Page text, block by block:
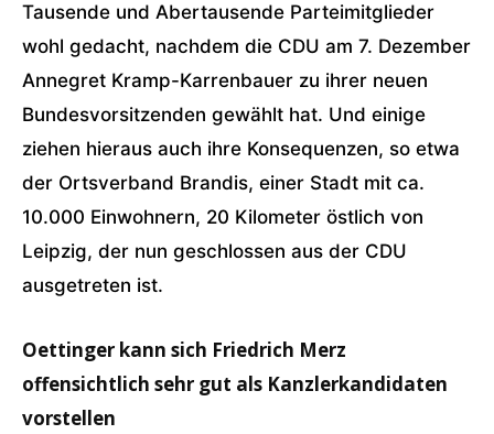
Tausende und Abertausende Parteimitglieder
wohl gedacht, nachdem die CDU am 7. Dezember
Annegret Kramp-Karrenbauer zu ihrer neuen
Bundesvorsitzenden gewählt hat. Und einige
ziehen hieraus auch ihre Konsequenzen, so etwa
der Ortsverband Brandis, einer Stadt mit ca.
10.000 Einwohnern, 20 Kilometer östlich von
Leipzig, der nun geschlossen aus der CDU
ausgetreten ist.
Oettinger kann sich Friedrich Merz
offensichtlich sehr gut als Kanzlerkandidaten
vorstellen